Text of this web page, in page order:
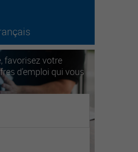
favorisez votre
d'emploi qui vous